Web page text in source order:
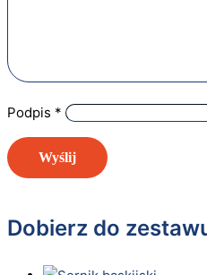
Podpis *
Może spodoba się